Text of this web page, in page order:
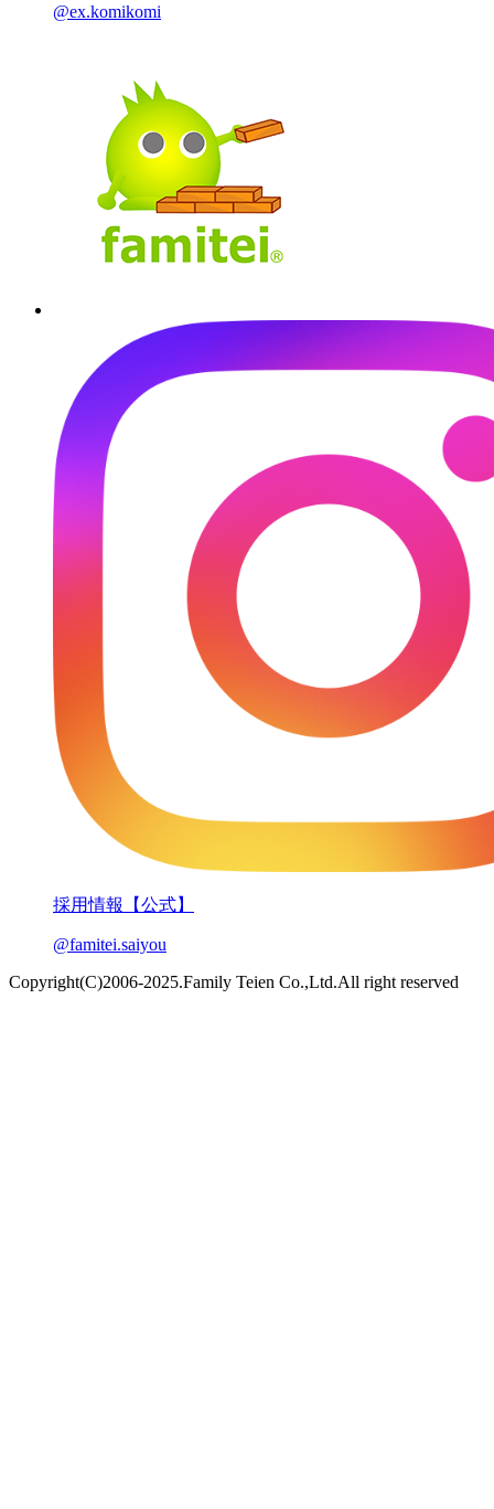
@ex.komikomi
採用情報【公式】
@famitei.saiyou
Copyright(C)2006-2025.Family Teien Co.,Ltd.All right reserved